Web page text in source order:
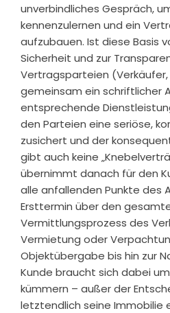
unverbindliches Gespräch,
kennenzulernen und ein
aufzubauen. Ist diese Basis
Sicherheit und zur
Vertragsparteien (Verkäufer,
gemeinsam ein schriftlicher
entsprechende
den Parteien eine seriöse,
zusichert und der
gibt auch keine
übernimmt danach für den
alle anfallenden Punkte des
Ersttermin über den
Vermittlungsprozess des
Vermietung oder
Objektübergabe bis hin zur
Kunde braucht sich dabei
kümmern – außer der
letztendlich seine Immobilie